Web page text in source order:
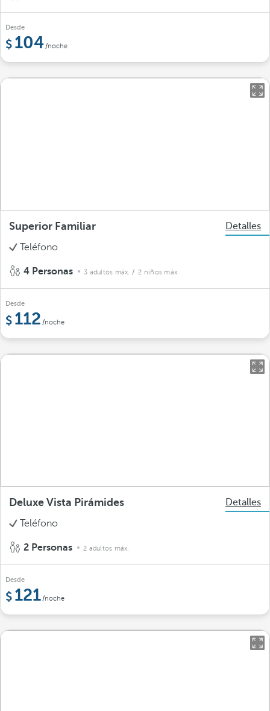
Desde
104/noche
Superior Familiar
Detalles
Teléfono
4 Personas 3 adultos máx. / 2 niños máx.
Desde
112 /noche
Deluxe Vista Pirámides
Detalles
Teléfono
2 Personas 2 adultos máx.
Desde
121/noche